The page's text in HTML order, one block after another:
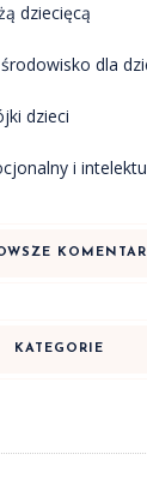
dziecięcą
dla
dzieci
i
KATEGORIE